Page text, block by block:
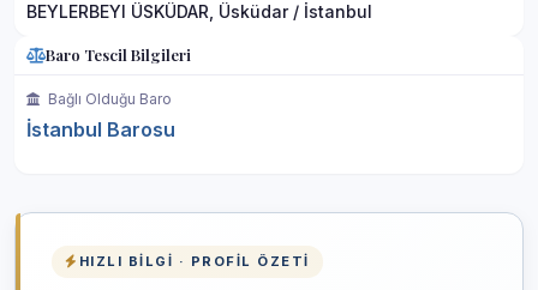
BEYLERBEYI ÜSKÜDAR, Üsküdar / İstanbul
Baro Tescil Bilgileri
Bağlı Olduğu Baro
İstanbul Barosu
HIZLI BILGI · PROFIL ÖZETI